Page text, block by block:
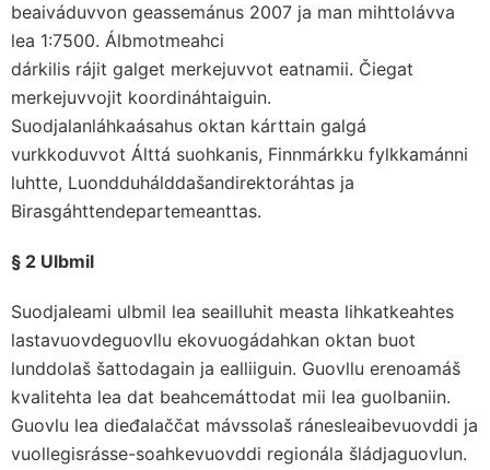
beaiváduvvon geassemánus 2007 ja man mihttolávva
lea 1:7500. Álbmotmeahci
dárkilis rájit galget merkejuvvot eatnamii. Čiegat
merkejuvvojit koordináhtaiguin.
Suodjalanláhkaásahus oktan kárttain galgá
vurkkoduvvot Álttá suohkanis, Finnmárkku fylkkamánni
luhtte, Luondduhálddašandirektoráhtas ja
Birasgáhttendepartemeanttas.
§ 2 Ulbmil
Suodjaleami ulbmil lea seailluhit measta lihkatkeahtes
lastavuovdeguovllu ekovuogádahkan oktan buot
lunddolaš šattodagain ja ealliiguin. Guovllu erenoamáš
kvalitehta lea dat beahcemáttodat mii lea guolbaniin.
Guovlu lea dieđalaččat mávssolaš ránesleaibevuovddi ja
vuollegisrásse-soahkevuovddi regionála šládjaguovlun.